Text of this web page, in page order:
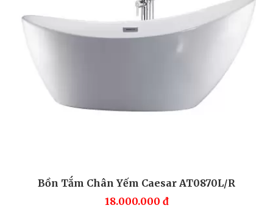
Bồn Tắm Chân Yếm Caesar AT0870L/R
18.000.000 đ